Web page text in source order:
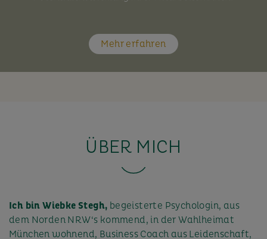
Mehr erfahren
ÜBER MICH
Ich bin Wiebke Stegh, begeisterte Psychologin, aus
dem Norden NRW‘s kommend, in der Wahlheimat
München wohnend, Business Coach aus Leidenschaft,